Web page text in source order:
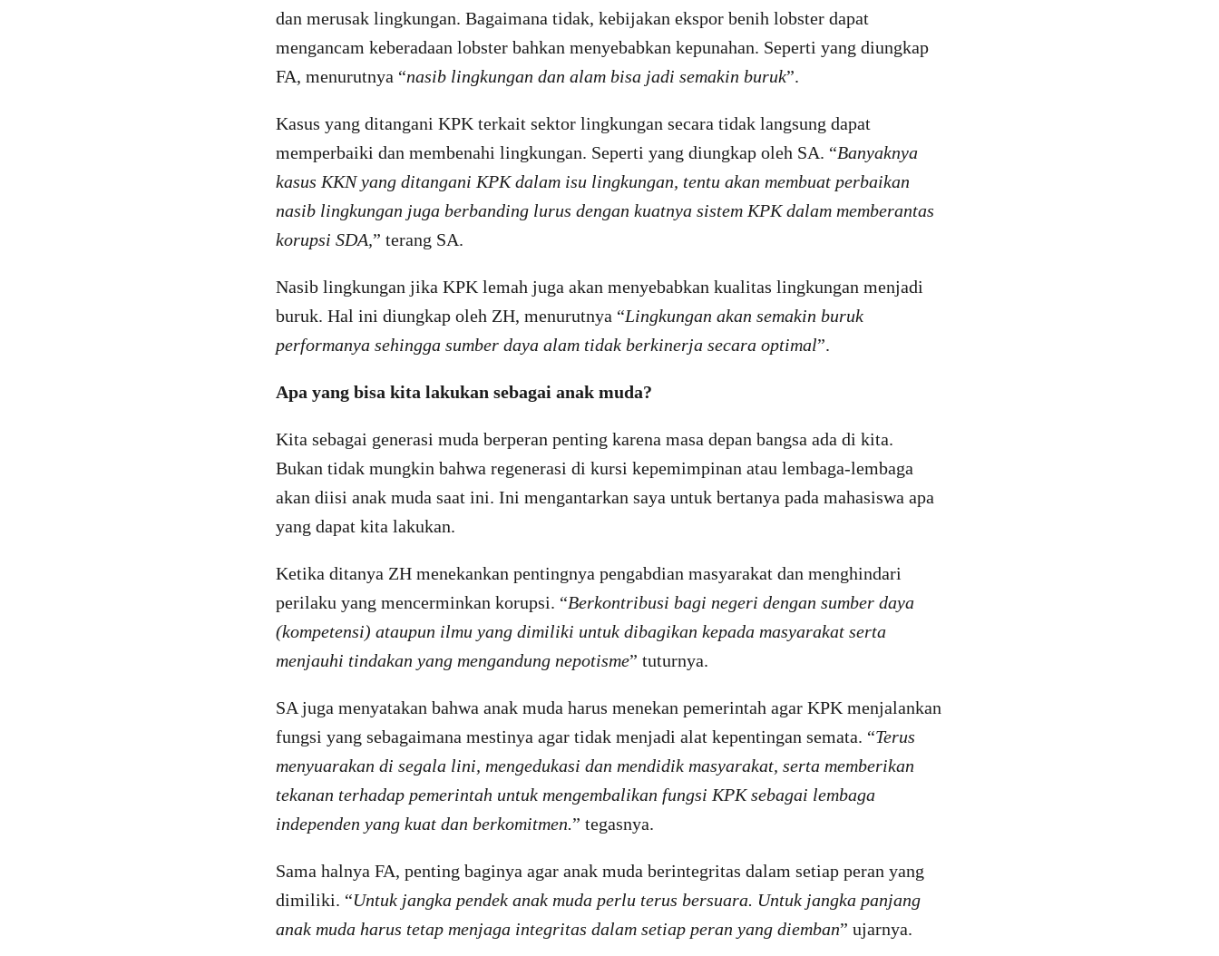
dan merusak lingkungan. Bagaimana tidak, kebijakan ekspor benih lobster dapat
mengancam keberadaan lobster bahkan menyebabkan kepunahan. Seperti yang diungkap
FA, menurutnya “nasib lingkungan dan alam bisa jadi semakin buruk”.
Kasus yang ditangani KPK terkait sektor lingkungan secara tidak langsung dapat
memperbaiki dan membenahi lingkungan. Seperti yang diungkap oleh SA. “Banyaknya
kasus KKN yang ditangani KPK dalam isu lingkungan, tentu akan membuat perbaikan
nasib lingkungan juga berbanding lurus dengan kuatnya sistem KPK dalam memberantas
korupsi SDA,” terang SA.
Nasib lingkungan jika KPK lemah juga akan menyebabkan kualitas lingkungan menjadi
buruk. Hal ini diungkap oleh ZH, menurutnya “Lingkungan akan semakin buruk
performanya sehingga sumber daya alam tidak berkinerja secara optimal”.
Apa yang bisa kita lakukan sebagai anak muda?
Kita sebagai generasi muda berperan penting karena masa depan bangsa ada di kita.
Bukan tidak mungkin bahwa regenerasi di kursi kepemimpinan atau lembaga-lembaga
akan diisi anak muda saat ini. Ini mengantarkan saya untuk bertanya pada mahasiswa apa
yang dapat kita lakukan.
Ketika ditanya ZH menekankan pentingnya pengabdian masyarakat dan menghindari
perilaku yang mencerminkan korupsi. “Berkontribusi bagi negeri dengan sumber daya
(kompetensi) ataupun ilmu yang dimiliki untuk dibagikan kepada masyarakat serta
menjauhi tindakan yang mengandung nepotisme” tuturnya.
SA juga menyatakan bahwa anak muda harus menekan pemerintah agar KPK menjalankan
fungsi yang sebagaimana mestinya agar tidak menjadi alat kepentingan semata. “Terus
menyuarakan di segala lini, mengedukasi dan mendidik masyarakat, serta memberikan
tekanan terhadap pemerintah untuk mengembalikan fungsi KPK sebagai lembaga
independen yang kuat dan berkomitmen.” tegasnya.
Sama halnya FA, penting baginya agar anak muda berintegritas dalam setiap peran yang
dimiliki. “Untuk jangka pendek anak muda perlu terus bersuara. Untuk jangka panjang
anak muda harus tetap menjaga integritas dalam setiap peran yang diemban” ujarnya.